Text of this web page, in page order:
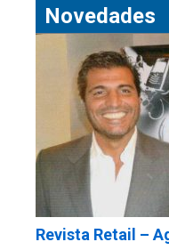
Novedades
Revista Retail –